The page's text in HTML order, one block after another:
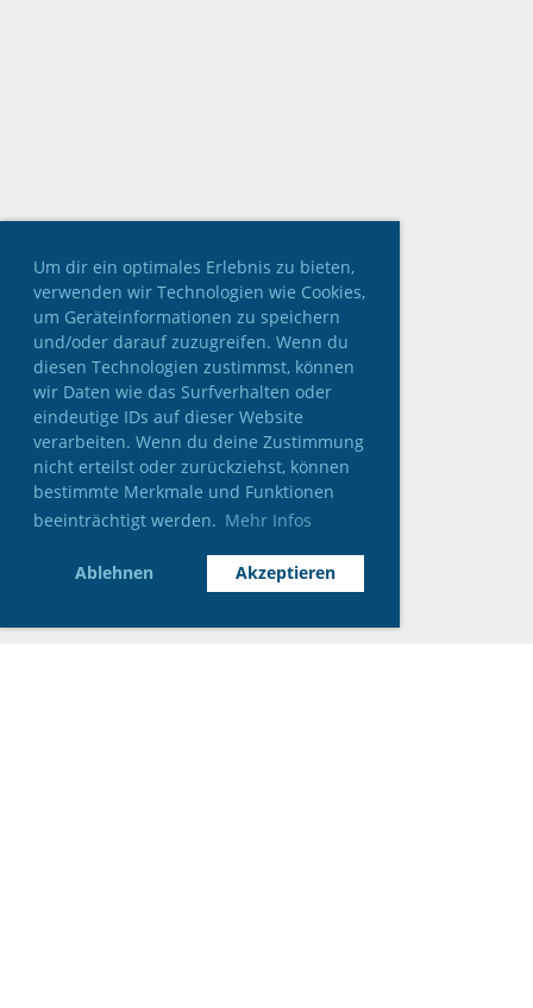
Um dir ein optimales Erlebnis zu bieten,
verwenden wir Technologien wie Cookies,
um Geräteinformationen zu speichern
und/oder darauf zuzugreifen. Wenn du
diesen Technologien zustimmst, können
wir Daten wie das Surfverhalten oder
eindeutige IDs auf dieser Website
verarbeiten. Wenn du deine Zustimmung
nicht erteilst oder zurückziehst, können
bestimmte Merkmale und Funktionen
beeinträchtigt werden. Mehr Infos
Ablehnen Akzeptieren